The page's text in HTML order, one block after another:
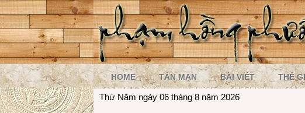
HOME TẢN MẠN BÀI VIẾT THẾ
Thứ Năm ngày 06 tháng 8 năm 2026